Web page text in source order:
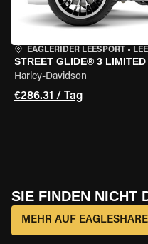
EAGLERIDER LEESPORT •
STREET GLIDE® 3
Harley-Davidson
€286.31 / Tag
SIE FINDEN NICHT
MEHR AUF